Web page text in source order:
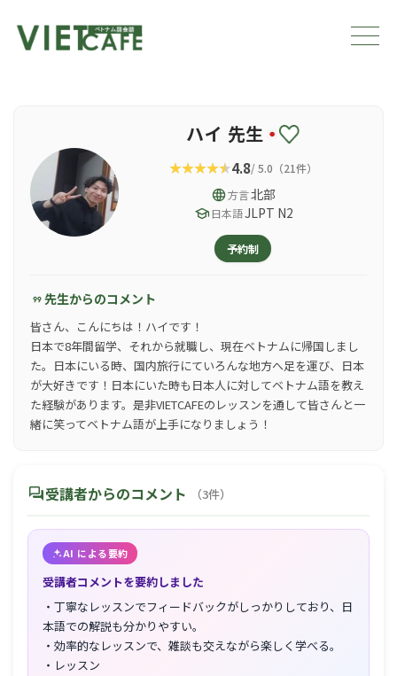
ハイ 先生
4.8/ 5.0（21件）
language方言北部
school 日本語JLPT N2
予約制
format_quote先生からのコメント
皆さん、こんにちは！ハイです！
日本で8年間留学、それから就職し、現在ベトナムに帰国しまし
た。日本にいる時、国内旅行にていろんな地方へ足を運び、日本
が大好きです！日本にいた時も日本人に対してベトナム語を教え
た経験があります。是非VIETCAFEのレッスンを通して皆さんと一
緒に笑ってベトナム語が上手になりましょう！
forum受講者からのコメント （3件）
AI による要約
受講者コメントを要約しました
・丁寧なレッスンでフィードバックがしっかりしており、日
本語での解説も分かりやすい。
・効率的なレッスンで、雑談も交えながら楽しく学べる。
・レッスン